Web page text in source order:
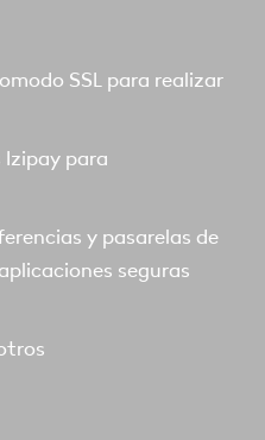
SSL para realizar
Izipay para
y pasarelas de
seguras